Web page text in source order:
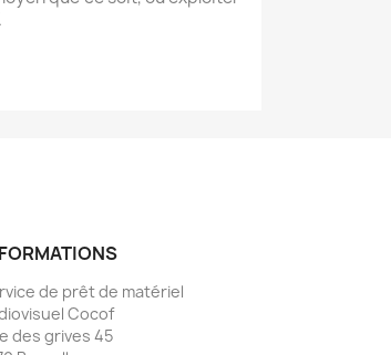
de prêt de matériel
Cocof
des grives 45